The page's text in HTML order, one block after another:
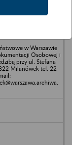
import-eksport,
w Warszawie
Osobowej i
przy ul. Stefana
Milanówek tel. 22